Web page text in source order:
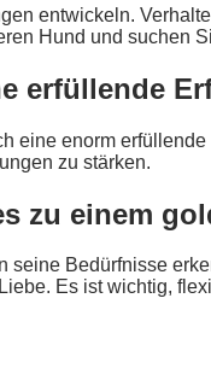
entwickeln.
Hund und suchen
erfüllende
eine enorm
zu stärken.
zu einem
Bedürfnisse
Es ist wichtig,